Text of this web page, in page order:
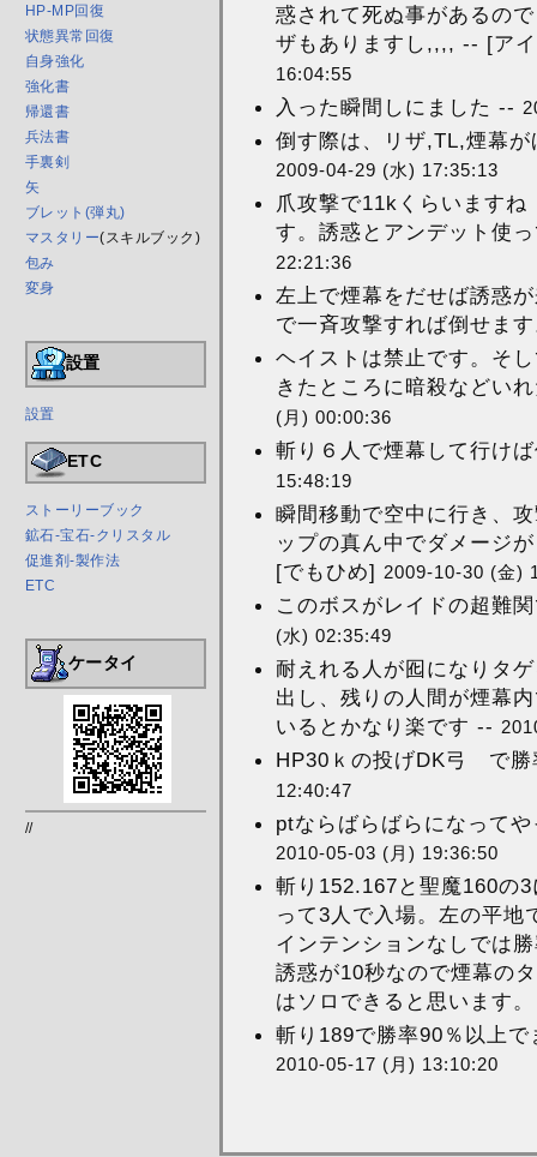
HP-MP回復
状態異常回復
自身強化
強化書
帰還書
兵法書
手裏剣
矢
ブレット(弾丸)
マスタリー(スキルブック)
包み
変身
設置
設置
ETC
ストーリーブック
鉱石-宝石-クリスタル
促進剤-製作法
ETC
ケータイ
//
惑されて死ぬ事があるの
ザもありますし,,,, -- [ア
16:04:55
入った瞬間しにました --
倒す際は、リザ,TL,煙幕
2009-04-29 (水) 17:35:13
爪攻撃で11kくらいます
す。誘惑とアンデット使
22:21:36
左上で煙幕をだせば誘惑
で一斉攻撃すれば倒せま
ヘイストは禁止です。そ
きたところに暗殺などい
(月) 00:00:36
斬り６人で煙幕して行け
15:48:19
瞬間移動で空中に行き、
ップの真ん中でダメージ
[でもひめ] 2009-10-30 (金)
このボスがレイドの超難
(水) 02:35:49
耐えれる人が囮になりタ
出し、残りの人間が煙幕
いるとかなり楽です --
HP30ｋの投げDK弓 で
12:40:47
ptならばらばらになって
2010-05-03 (月) 19:36:50
斬り152.167と聖魔160の
って3人で入場。左の平地
インテンションなしでは
誘惑が10秒なので煙幕の
はソロできると思います
斬り189で勝率90％以上
2010-05-17 (月) 13:10:20